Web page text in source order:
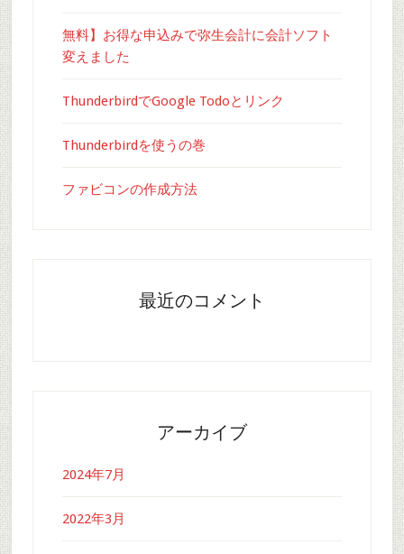
無料】お得な申込みで弥生会計に会計ソフト
変えました
ThunderbirdでGoogle Todoとリンク
Thunderbirdを使うの巻
ファビコンの作成方法
最近のコメント
アーカイブ
2024年7月
2022年3月